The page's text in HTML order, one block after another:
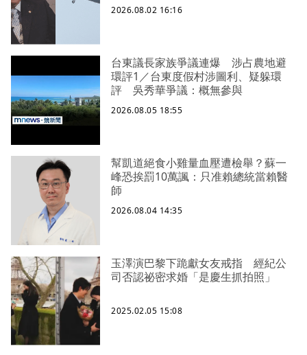
2026.08.02 16:16
台東議長家族爭議連爆 涉占農地避
環評1／台東度假村涉圖利、疑躲環
評 吳秀華爭議：概無參與
2026.08.05 18:55
幫凱道絕食小雞量血壓遭檢舉？蘇一
峰恐挨罰10萬諷：只准賴總統當賴醫
師
2026.08.04 14:35
玉澤演巴黎下跪獻女友戒指 經紀公
司否認祕密求婚「是慶生抓拍照」
2025.02.05 15:08